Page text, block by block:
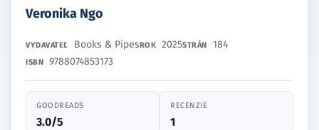
Veronika Ngo
VYDAVATEĽ Books & PipesROK 2025STRÁN 184
ISBN 9788074853173
GOODREADS
3.0/5
RECENZIE
1